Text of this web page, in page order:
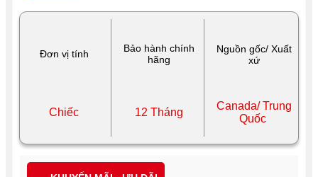
Đơn vị tính
Bảo hành chính
hãng
Nguồn gốc/ Xuất
xứ
Chiếc 12 Tháng
Canada/ Trung
Quốc